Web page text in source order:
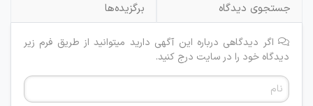
جستجوی دیدگاه
برگزیده‌ها
اگر دیدگاهی درباره این آگهی دارید میتوانید از طریق فرم زیر
دیدگاه خود را در سایت درج کنید.